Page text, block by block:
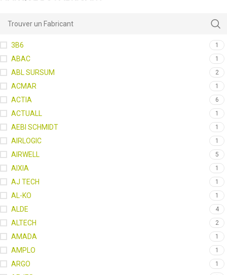
3B6 1
ABAC 1
ABL SURSUM 2
ACMAR 1
ACTIA 6
ACTUALL 1
AEBI SCHMIDT 1
AIRLOGIC 1
AIRWELL 5
AIXIA 1
AJ TECH 1
AL-KO 1
ALDE 4
ALTECH 2
AMADA 1
AMPLO 1
ARGO 1